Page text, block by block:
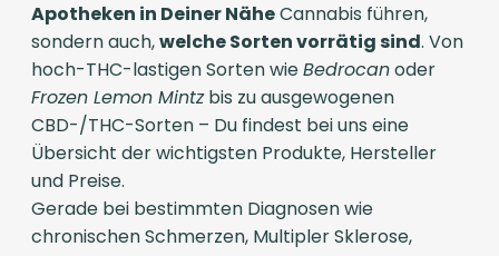
Apotheken in Deiner NäheCannabis führen,
sondern auch,welche Sorten vorrätig sind. Von
hoch-THC-lastigen Sorten wieBedrocanoder
Frozen Lemon Mintzbis zu ausgewogenen
CBD-/THC-Sorten – Du findest bei uns eine
Übersicht der wichtigsten Produkte, Hersteller
und Preise.
Gerade bei bestimmten Diagnosen wie
chronischen Schmerzen, Multipler Sklerose,